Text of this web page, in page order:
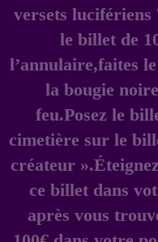
versets
le billet de
l’annulaire,faites
la bougie
feu.Posez le
cimetière sur le
créateur
ce billet dans
après vous